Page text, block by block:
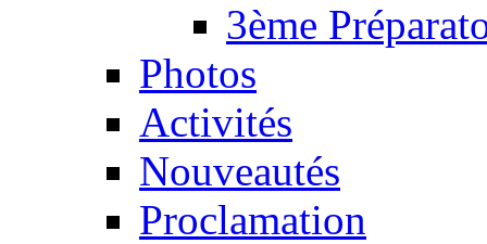
3ème
Photos
Activités
Nouveautés
Proclamation